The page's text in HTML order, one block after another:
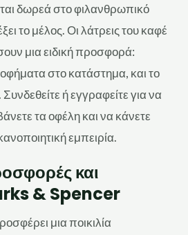
δωρεά στο φιλανθρωπικό
το μέλος. Οι λάτρεις του καφέ
μια ειδική προσφορά:
στο κατάστημα, και το
ή εγγραφείτε για να
τα οφέλη και να κάνετε
εμπειρία.
και
& Spencer
μια ποικιλία